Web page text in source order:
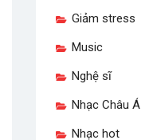
Giảm stress
Music
Nghệ sĩ
Nhạc Châu Á
Nhạc hot